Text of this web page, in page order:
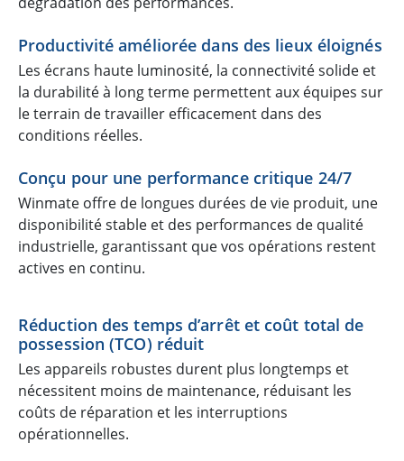
Productivité améliorée dans des lieux éloignés
Les écrans haute luminosité, la connectivité solide et
la durabilité à long terme permettent aux équipes sur
le terrain de travailler efficacement dans des
conditions réelles.
Conçu pour une performance critique 24/7
Winmate offre de longues durées de vie produit, une
disponibilité stable et des performances de qualité
industrielle, garantissant que vos opérations restent
actives en continu.
Réduction des temps d’arrêt et coût total de
possession (TCO) réduit
Les appareils robustes durent plus longtemps et
nécessitent moins de maintenance, réduisant les
coûts de réparation et les interruptions
opérationnelles.